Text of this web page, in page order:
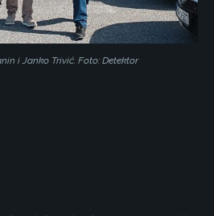
i Janko Trivić. Foto: Detektor